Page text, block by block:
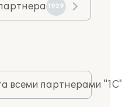
1939
всеми партнерами